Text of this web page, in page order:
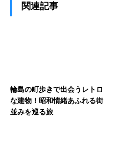
関連記事
輪島の町歩きで出会うレトロ
な建物！昭和情緒あふれる街
並みを巡る旅